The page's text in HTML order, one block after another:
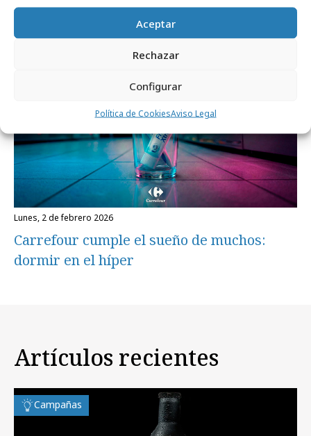
Aceptar
Rechazar
Configurar
Política de CookiesAviso Legal
lunes, 2 de febrero 2026
Carrefour cumple el sueño de muchos:
dormir en el híper
Artículos recientes
Campañas